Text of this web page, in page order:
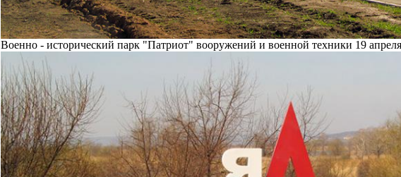
Военно - исторический парк "Патриот" вооружений и военной техники 19